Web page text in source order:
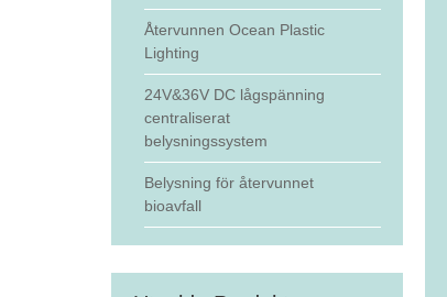
Återvunnen Ocean Plastic
Lighting
24V&36V DC lågspänning
centraliserat
belysningssystem
Belysning för återvunnet
bioavfall